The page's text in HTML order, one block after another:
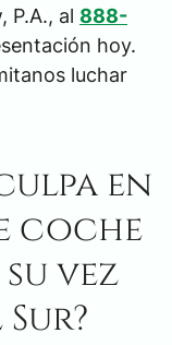
P.A., al 888-
hoy.
luchar
en
coche
vez